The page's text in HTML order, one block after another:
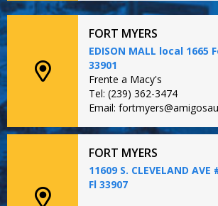
FORT MYERS
EDISON MALL local 1665
33901
Frente a Macy's
Tel: (239) 362-3474
Email:
FORT MYERS
11609 S. CLEVELAND
Fl 33907